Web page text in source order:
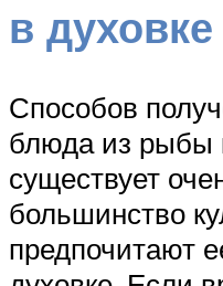
в духовке
Способов
блюда из рыбы
существует
большинство
предпочитают